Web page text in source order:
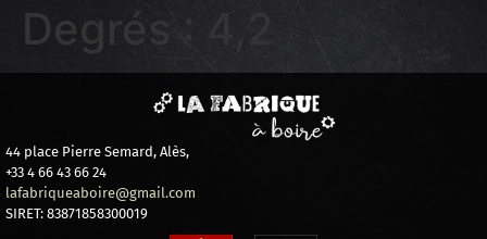
Degrés :
44 place Pierre Semard, Alès,
+33 4 66 43 66 24
lafabriqueaboire@gmail.com
SIRET: 83871858300019